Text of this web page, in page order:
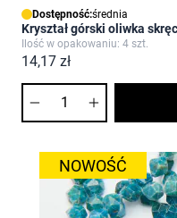
Dostępność:średnia
Kryształ górski oliwka
Ilość w opakowaniu: 4 szt.
14,17 zł
NOWOŚĆ